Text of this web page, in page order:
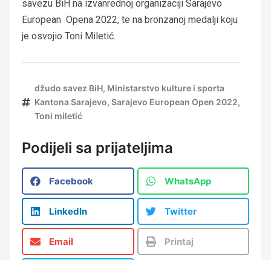
savezu BiH na izvanrednoj organizaciji Sarajevo
European Opena 2022, te na bronzanoj medalji koju
je osvojio Toni Miletić.
džudo savez BiH, Ministarstvo kulture i sporta
Kantona Sarajevo, Sarajevo European Open 2022,
Toni miletić
Podijeli sa prijateljima
Facebook WhatsApp
LinkedIn Twitter
Email Printaj